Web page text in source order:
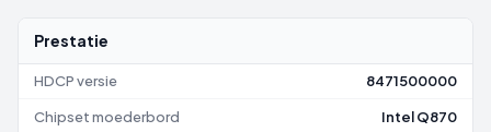
Prestatie
HDCP versie 8471500000
Chipset moederbord Intel Q870